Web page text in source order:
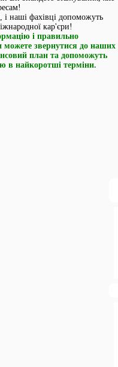
і наші фахівці допоможуть
кар'єри!
і правильно
можете звернутися до наших
план та допоможуть
в найкоротші терміни.